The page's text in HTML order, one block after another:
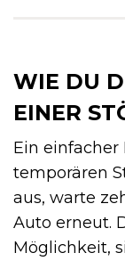
WIE DU
EINER
Ein
temporären
aus, warte
Auto erneut.
Möglichkeit,